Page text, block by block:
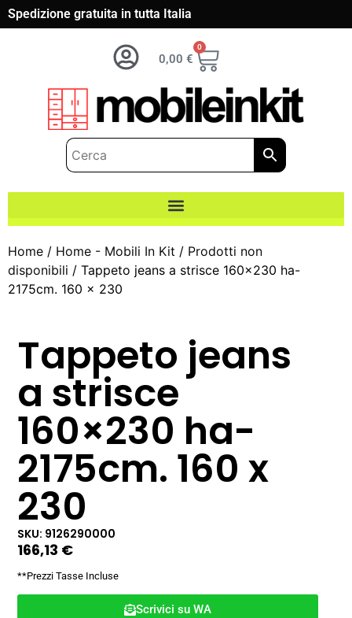
Spedizione gratuita in tutta Italia
0,00 €
0
Home / Home - Mobili In Kit / Prodotti non
disponibili / Tappeto jeans a strisce 160×230 ha-
2175cm. 160 x 230
Tappeto jeans
a strisce
160×230 ha-
2175cm. 160 x
230
SKU: 9126290000
166,13 €
**Prezzi Tasse Incluse
Scrivici su WA